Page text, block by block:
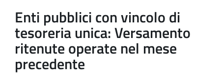
Enti pubblici con vincolo di
tesoreria unica: Versamento
ritenute operate nel mese
precedente